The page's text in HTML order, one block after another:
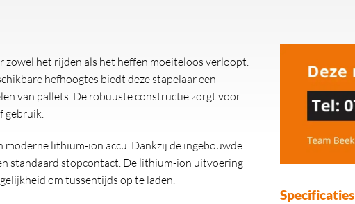
zowel het rijden als het heffen moeiteloos verloopt.
hefhoogtes biedt deze stapelaar een
van pallets. De robuuste constructie zorgt voor
gebruik.
moderne lithium-ion accu. Dankzij de ingebouwde
standaard stopcontact. De lithium-ion uitvoering
om tussentijds op te laden.
Specificaties